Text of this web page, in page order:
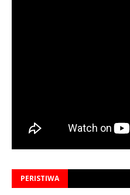
PERISTIWA